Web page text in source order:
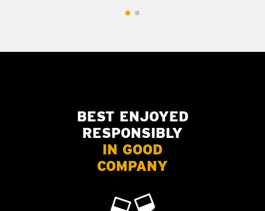
BEST ENJOYED
RESPONSIBLY
IN GOOD
COMPANY